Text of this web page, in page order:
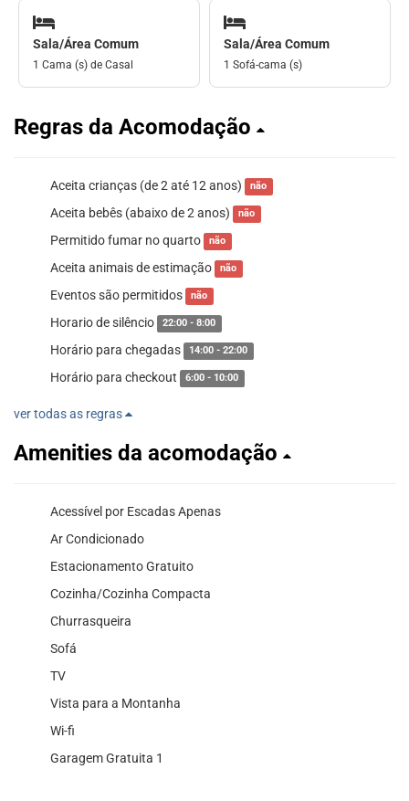
Sala/Área Comum
1 Cama (s) de Casal
Sala/Área Comum
1 Sofá-cama (s)
Regras da Acomodação
Aceita crianças (de 2 até 12 anos) não
Aceita bebês (abaixo de 2 anos) não
Permitido fumar no quarto não
Aceita animais de estimação não
Eventos são permitidos não
Horario de silêncio 22:00 - 8:00
Horário para chegadas 14:00 - 22:00
Horário para checkout 6:00 - 10:00
ver todas as regras
Amenities da acomodação
Acessível por Escadas Apenas
Ar Condicionado
Estacionamento Gratuito
Cozinha/Cozinha Compacta
Churrasqueira
Sofá
TV
Vista para a Montanha
Wi-fi
Garagem Gratuita 1